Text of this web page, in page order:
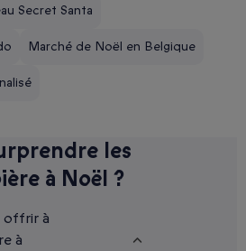
Secret Santa
Marché de Noël en Belgique
les
à Noël ?
offrir à
à